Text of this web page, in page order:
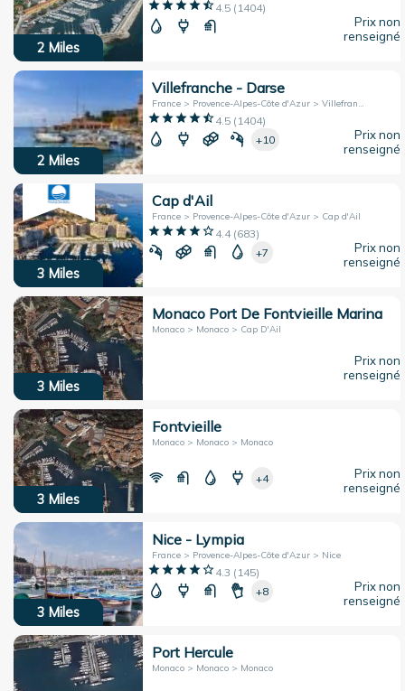
2 Miles
4.5( 1404)
Prix non
renseigné
2 Miles
Villefranche - Darse
France > Provence-Alpes-Côte d'Azur > Villefranche-sur-Mer
4.5( 1404)
+10
Prix non
renseigné
3 Miles
Cap d'Ail
France > Provence-Alpes-Côte d'Azur > Cap d'Ail
4.4(683)
+7
Prix non
renseigné
3 Miles
Monaco Port De Fontvieille Marina
Monaco > Monaco > Cap D'Ail
Prix non
renseigné
3 Miles
Fontvieille
Monaco > Monaco > Monaco
+4
Prix non
renseigné
3 Miles
Nice - Lympia
France > Provence-Alpes-Côte d'Azur > Nice
4.3 ( 145)
+8
Prix non
renseigné
Port Hercule
Monaco > Monaco > Monaco